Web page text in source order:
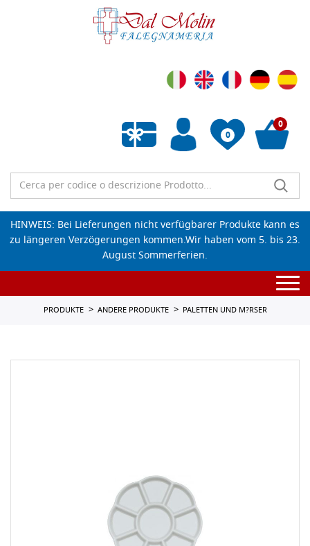
0
Wunschliste leeren
0
HINWEIS: Bei Lieferungen nicht verfügbarer Produkte kann es
zu längeren Verzögerungen kommen.Wir haben vom 5. bis 23.
August Sommerferien.
PRODUKTE ANDERE PRODUKTE PALETTEN UND M?RSER